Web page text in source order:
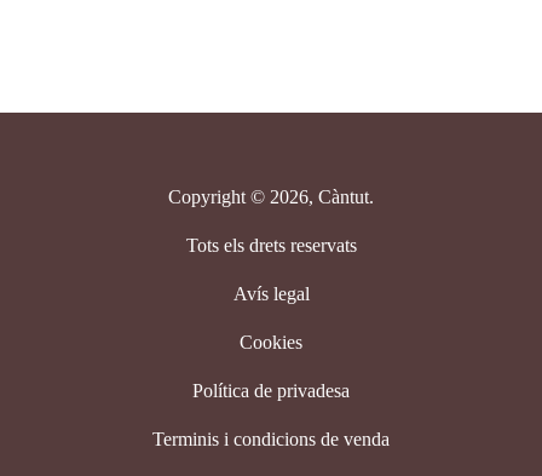
Copyright © 2026, Càntut.
Tots els drets reservats
Avís legal
Cookies
Política de privadesa
Terminis i condicions de venda